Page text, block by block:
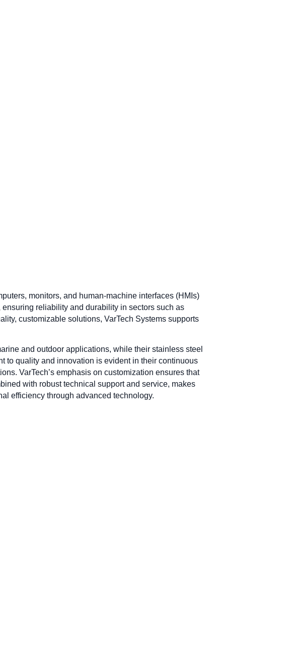
monitors, and human-machine interfaces (HMIs)
reliability and durability in sectors such as
customizable solutions, VarTech Systems supports
and outdoor applications, while their stainless steel
to quality and innovation is evident in their continuous
VarTech’s emphasis on customization ensures that
with robust technical support and service, makes
efficiency through advanced technology.